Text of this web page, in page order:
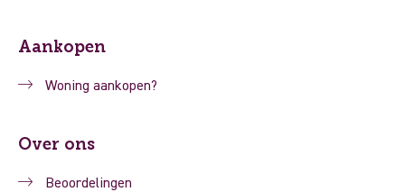
Aankopen
Woning aankopen?
Over ons
Beoordelingen